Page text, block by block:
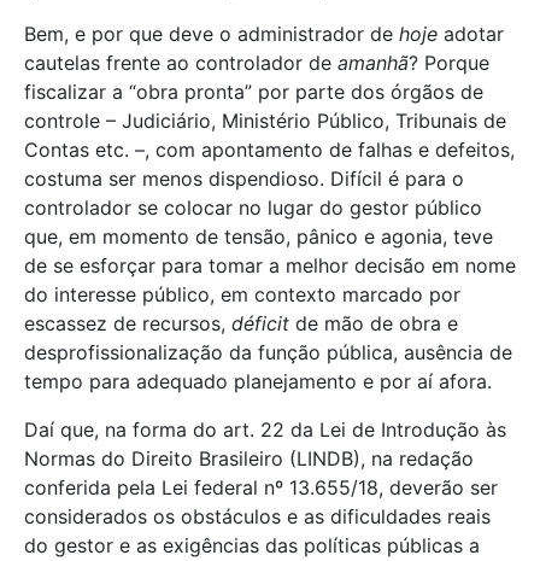
Bem, e por que deve o administrador de hoje adotar
cautelas frente ao controlador de amanhã? Porque
fiscalizar a “obra pronta” por parte dos órgãos de
controle – Judiciário, Ministério Público, Tribunais de
Contas etc. –, com apontamento de falhas e defeitos,
costuma ser menos dispendioso. Difícil é para o
controlador se colocar no lugar do gestor público
que, em momento de tensão, pânico e agonia, teve
de se esforçar para tomar a melhor decisão em nome
do interesse público, em contexto marcado por
escassez de recursos, déficit de mão de obra e
desprofissionalização da função pública, ausência de
tempo para adequado planejamento e por aí afora.
Daí que, na forma do art. 22 da Lei de Introdução às
Normas do Direito Brasileiro (LINDB), na redação
conferida pela Lei federal nº 13.655/18, deverão ser
considerados os obstáculos e as dificuldades reais
do gestor e as exigências das políticas públicas a